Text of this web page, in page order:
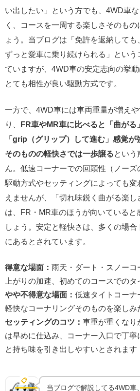
い出したい」という方でも、4WD車な
く、コースを一周する楽しさそのもの
ょう。当ブログは「免許を返納して
ずっと愛車に乗り続けられる」という
ていますが、4WD車の安定志向の挙
とても相性が良い駆動方式です。
一方で、4WD車には車両重量が増え
り、
FR車やMR車に比べると「曲がる
「grip（グリップ）して進む」感覚が
そのものの軽快さでは一歩譲る という
ん。低速コーナーでの回頭性（ノーズ
駆動方式やセッティングによっても変
えませんが、「切れ味鋭く曲がる楽
は、FR・MR車のほうが向いていると
しょう。安定と軽快さは、多くの場
にあるとされています。
得意な場面： 雨天・ダート・スノーコ
上がりの加速、初めてのコースでのタ
やや不得意な場面： 低速タイトコーナ
軽快なコーナリングそのものを楽しみ
セッティングのコツ： 車重が重くなり
は早めに仕込み、コーナー入口で丁寧
と持ち味を引き出しやすいとされます
📋 車種一覧
当ブログで解説してる4WD車